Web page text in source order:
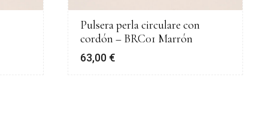
Pulsera perla circulare con
cordón – BRC01 Marrón
63,00 €